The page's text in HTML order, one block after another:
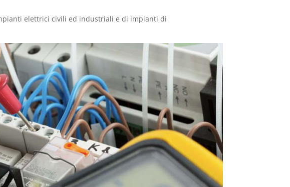
elettrici civili ed industriali e di impianti di